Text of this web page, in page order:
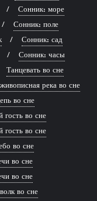
Сонник: море
Сонник: поле
Сонник: сад
Сонник: часы
Танцевать во сне
река во сне
во сне
гость во сне
гость во сне
во сне
во сне
во сне
во сне